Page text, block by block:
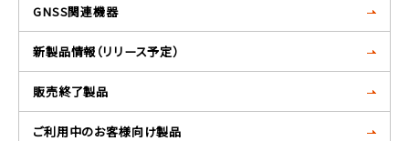
GNSS関連機器
新製品情報（リリース予定）
販売終了製品
ご利用中のお客様向け製品